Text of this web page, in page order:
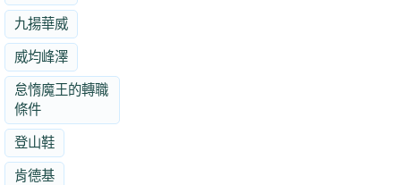
九揚華威
威均峰澤
怠惰魔王的轉職
條件
登山鞋
肯德基